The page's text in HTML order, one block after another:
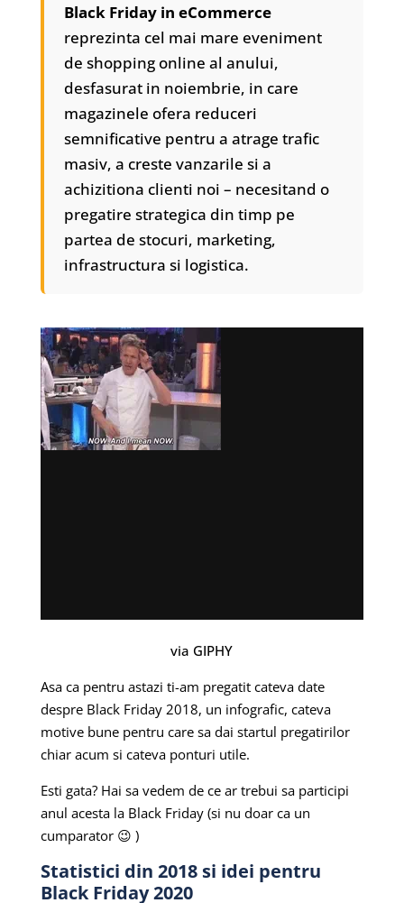
Black Friday in eCommerce
reprezinta cel mai mare eveniment
de shopping online al anului,
desfasurat in noiembrie, in care
magazinele ofera reduceri
semnificative pentru a atrage trafic
masiv, a creste vanzarile si a
achizitiona clienti noi – necesitand o
pregatire strategica din timp pe
partea de stocuri, marketing,
infrastructura si logistica.
via GIPHY
Asa ca pentru astazi ti-am pregatit cateva date
despre Black Friday 2018, un infografic, cateva
motive bune pentru care sa dai startul pregatirilor
chiar acum si cateva ponturi utile.
Esti gata? Hai sa vedem de ce ar trebui sa participi
anul acesta la Black Friday (si nu doar ca un
cumparator 😉 )
Statistici din 2018 si idei pentru
Black Friday 2020